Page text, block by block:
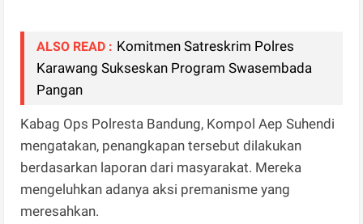
ALSO READ : Komitmen Satreskrim Polres
Karawang Sukseskan Program Swasembada
Pangan
Kabag Ops Polresta Bandung, Kompol Aep Suhendi
mengatakan, penangkapan tersebut dilakukan
berdasarkan laporan dari masyarakat. Mereka
mengeluhkan adanya aksi premanisme yang
meresahkan.